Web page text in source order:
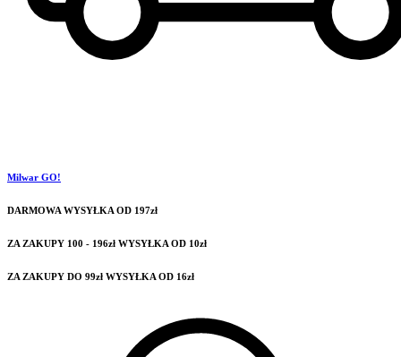
Milwar GO!
DARMOWA WYSYŁKA OD 197zł
ZA ZAKUPY 100 - 196zł WYSYŁKA OD 10zł
ZA ZAKUPY DO 99zł WYSYŁKA OD 16zł